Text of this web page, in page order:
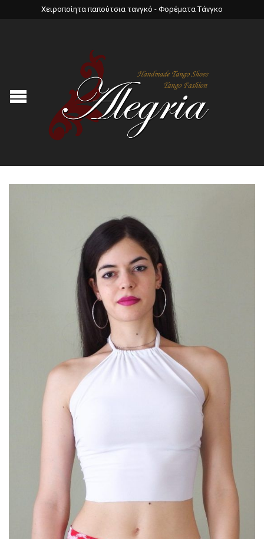
Χειροποίητα παπούτσια τανγκό - Φορέματα Τάνγκο